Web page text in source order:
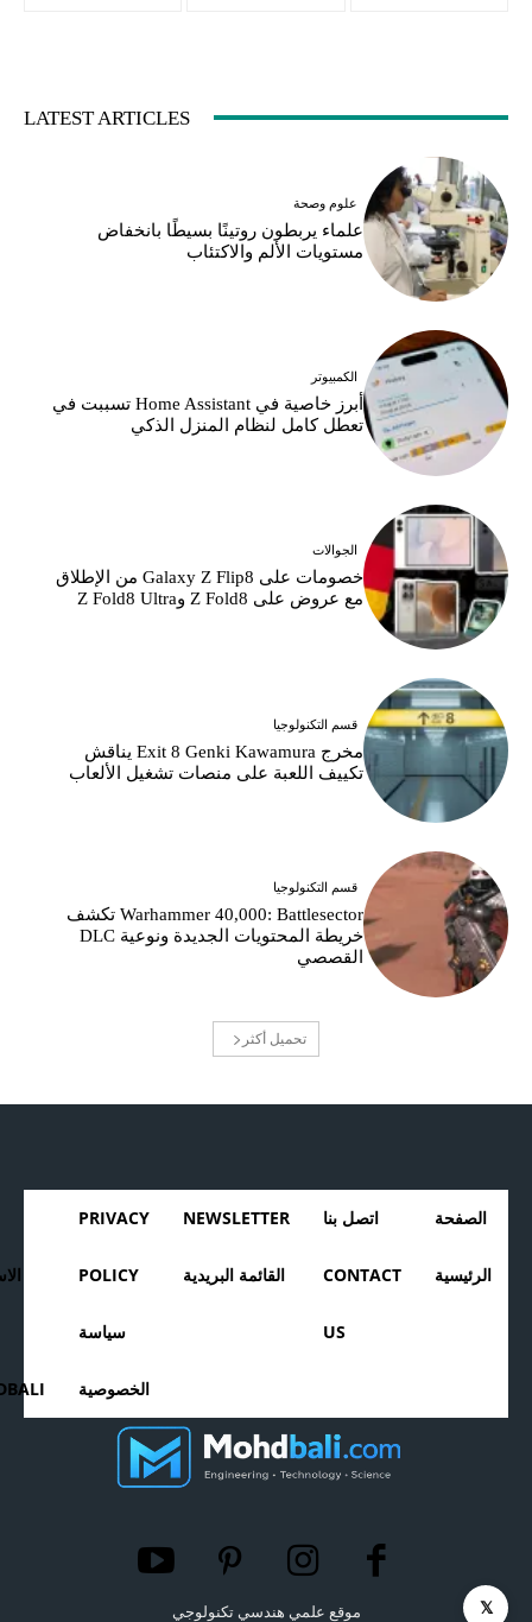
LATEST ARTICLES
علوم وصحة
علماء يربطون روتينًا بسيطًا بانخفاض
مستويات الألم والاكتئاب
الكمبيوتر
أبرز خاصية في Home Assistant تسببت في
تعطل كامل لنظام المنزل الذكي
الجوالات
خصومات على Galaxy Z Flip8 من الإطلاق
مع عروض على Z Fold8 وZ Fold8 Ultra
قسم التكنولوجيا
مخرج Exit 8 Genki Kawamura يناقش
تكييف اللعبة على منصات تشغيل الألعاب
قسم التكنولوجيا
Warhammer 40,000: Battlesector تكشف
خريطة المحتويات الجديدة ونوعية DLC
القصصي
تحميل أكثر
الصفحة
الرئيسية
اتصل بنا
CONTACT
US
NEWSLETTER
القائمة البريدية
PRIVACY
POLICY
سياسة
الخصوصية
موقع علمي هندسي تكنولوجي 𝕏